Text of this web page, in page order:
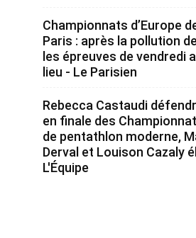
Championnats d’Europe
Paris : après la pollution
les épreuves de vendredi
lieu - Le Parisien
Rebecca Castaudi
en finale des
de pentathlon moderne,
Derval et Louison Cazaly
L'Équipe